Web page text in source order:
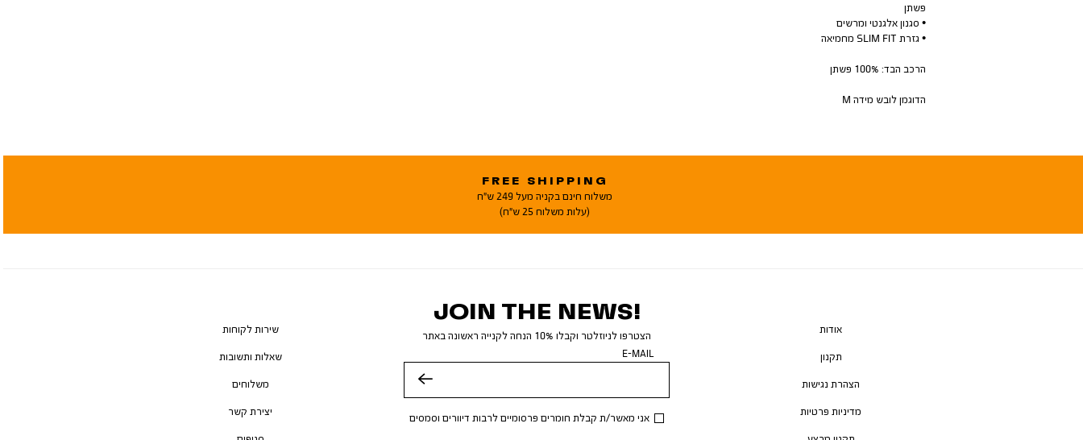
פשתן
• סגנון אלגנטי ומרשים
• גזרת SLIM FIT מחמיאה
הרכב הבד: 100% פשתן
הדוגמן לובש מידה M
FREE SHIPPING
משלוח חינם בקניה מעל 249 ש"ח
(עלות משלוח 25 ש"ח)
JOIN THE NEWS!
הצטרפו לניוזלטר וקבלו 10% הנחה לקנייה ראשונה באתר
E-MAIL
אני מאשר/ת קבלת חומרים פרסומיים לרבות דיוורים וסמסים
אודות
תקנון
הצהרת נגישות
מדיניות פרטיות
שירות לקוחות
שאלות ותשובות
משלוחים
יצירת קשר